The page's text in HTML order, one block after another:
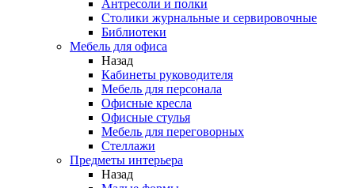
Антресоли и полки
Столики журнальные и сервировочные
Библиотеки
Мебель для офиса
Назад
Кабинеты руководителя
Мебель для персонала
Офисные кресла
Офисные стулья
Мебель для переговорных
Стеллажи
Предметы интерьера
Назад